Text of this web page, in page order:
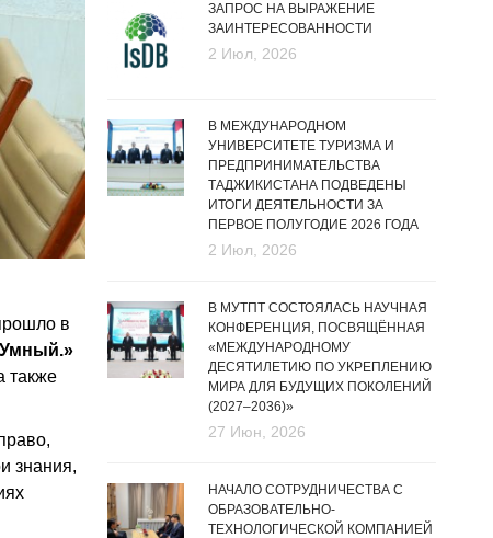
в
также
знания,
ЗАПРОС НА ВЫРАЖЕНИЕ
ЗАИНТЕРЕСОВАННОСТИ
2 Июл, 2026
В МЕЖДУНАРОДНОМ
УНИВЕРСИТЕТЕ ТУРИЗМА И
ПРЕДПРИНИМАТЕЛЬСТВА
ТАДЖИКИСТАНА ПОДВЕДЕНЫ
ИТОГИ ДЕЯТЕЛЬНОСТИ ЗА
ПЕРВОЕ ПОЛУГОДИЕ 2026 ГОДА
2 Июл, 2026
В МУТПТ СОСТОЯЛАСЬ НАУЧНАЯ
КОНФЕРЕНЦИЯ, ПОСВЯЩЁННАЯ
«МЕЖДУНАРОДНОМУ
ДЕСЯТИЛЕТИЮ ПО УКРЕПЛЕНИЮ
МИРА ДЛЯ БУДУЩИХ ПОКОЛЕНИЙ
(2027–2036)»
27 Июн, 2026
НАЧАЛО СОТРУДНИЧЕСТВА С
ОБРАЗОВАТЕЛЬНО-
ТЕХНОЛОГИЧЕСКОЙ КОМПАНИЕЙ